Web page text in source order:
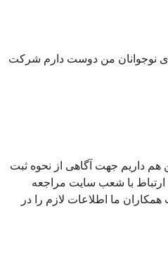
نوجوانان من دوست دارم شرکت
هم داریم جهت آگاهی از نحوه ثبت
با شعب سایت مراجعه
ما اطلاعات لازم را در